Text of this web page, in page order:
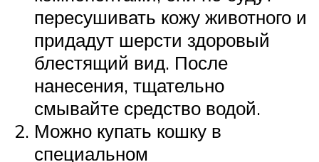
пересушивать кожу животного и
придадут шерсти здоровый
блестящий вид. После
нанесения, тщательно
смывайте средство водой.
Можно купать кошку в
специальном